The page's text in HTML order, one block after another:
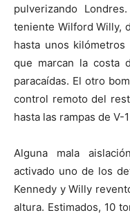
pulverizando
teniente Wilford Willy,
hasta unos
que marcan la costa
paracaídas. El otro
control remoto del
hasta las rampas de V-
Alguna mala
activado uno de los
Kennedy y Willy
altura. Estimados, 10